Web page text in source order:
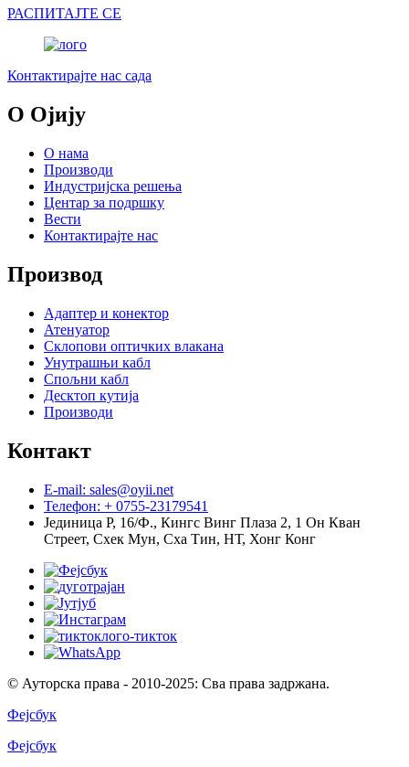
РАСПИТАЈТЕ СЕ
Контактирајте нас сада
О Ојију
О нама
Производи
Индустријска решења
Центар за подршку
Вести
Контактирајте нас
Производ
Адаптер и конектор
Атенуатор
Склопови оптичких влакана
Унутрашњи кабл
Спољни кабл
Десктоп кутија
Производи
Контакт
E-mail: sales@oyii.net
Телефон: + 0755-23179541
Јединица Р, 16/Ф., Кингс Винг Плаза 2, 1 Он Кван
Стреет, Схек Мун, Сха Тин, НТ, Хонг Конг
© Ауторска права - 2010-2025: Сва права задржана.
Фејсбук
Фејсбук